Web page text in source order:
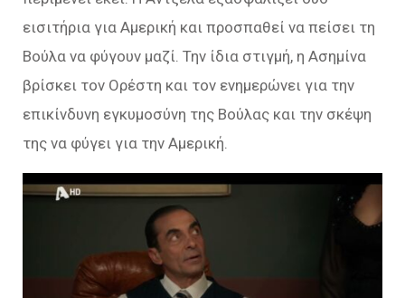
εισιτήρια για Αµερική και προσπαθεί να πείσει τη
Βούλα να φύγουν μαζί. Την ίδια στιγμή, η Ασηµίνα
βρίσκει τον Ορέστη και τον ενηµερώνει για την
επικίνδυνη εγκυµοσύνη της Βούλας και την σκέψη
της να φύγει για την Αµερική.